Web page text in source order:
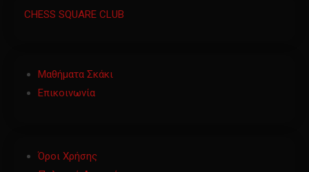
CHESS SQUARE CLUB
Μαθήματα Σκάκι
Επικοινωνία
Όροι Χρήσης